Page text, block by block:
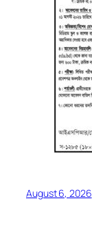
August 6, 2026